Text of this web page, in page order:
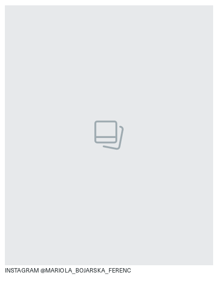
INSTAGRAM @MARIOLA_BOJARSKA_FERENC